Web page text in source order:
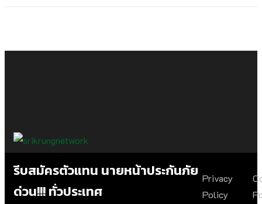
รีบสมัครตัวแทน นายหน้าประกันภัย
ด่วน!!! ทั่วประเทศ
Privacy
Policy